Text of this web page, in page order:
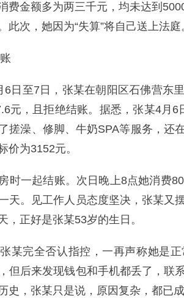
费金额多为两三千元，均未达到
此次，她因为“失算”将自己送上法庭
6日至7日，张某在朝阳区石佛营东
元，且拒绝结账。据悉，张某4月
搓澡、修脚、牛奶SPA等服务，还
价为3152元。
时一起结账。次日晚上8点她消费
天。见工作人员态度坚决，张某又
，正好是张某53岁的生日。
某完全否认指控，一再声称她是
但后来发现钱包和手机都丢了，联
史，张某只是说，原因复杂，都已